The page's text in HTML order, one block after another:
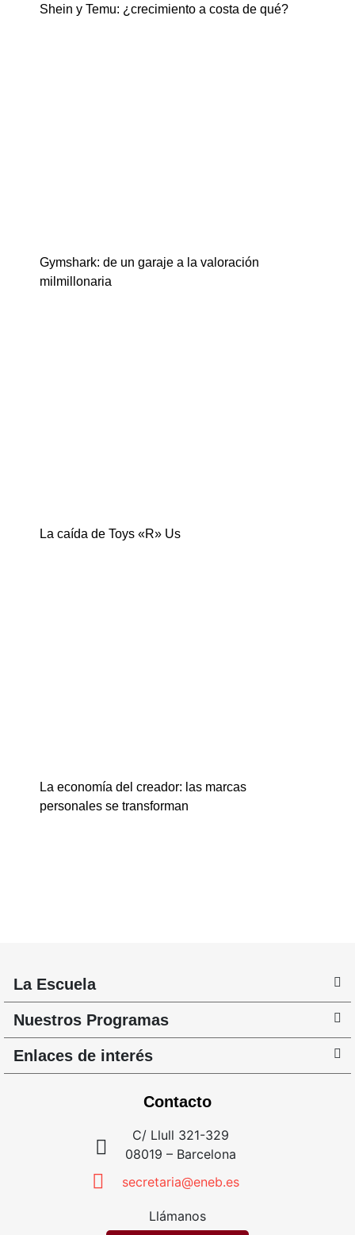
Shein y Temu: ¿crecimiento a costa de qué?
Gymshark: de un garaje a la valoración
milmillonaria
La caída de Toys «R» Us
La economía del creador: las marcas
personales se transforman
La Escuela
Nuestros Programas
Enlaces de interés
Contacto
C/ Llull 321-329
08019 – Barcelona
secretaria@eneb.es
Llámanos